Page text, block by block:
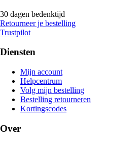
30 dagen bedenktijd
Retourneer je bestelling
Trustpilot
Diensten
Mijn account
Helpcentrum
Volg mijn bestelling
Bestelling retourneren
Kortingscodes
Over